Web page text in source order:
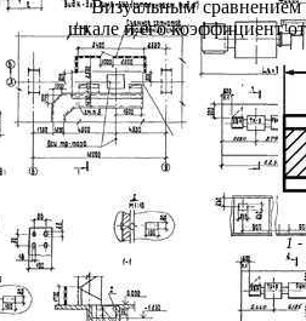
Визуальным
шкале и его коэффициент
1-